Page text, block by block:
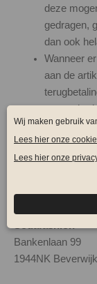
deze
gedragen,
dan ook
Wanneer
aan de
Artikelen
te worden.
hieraan
Sodafashion
Bankenlaan 99
1944NK